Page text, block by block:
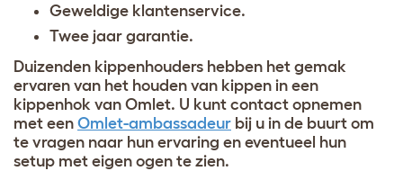
Geweldige klantenservice.
Twee jaar garantie.
Duizenden kippenhouders hebben het gemak
ervaren van het houden van kippen in een
kippenhok van Omlet. U kunt contact opnemen
met een Omlet-ambassadeur bij u in de buurt om
te vragen naar hun ervaring en eventueel hun
setup met eigen ogen te zien.